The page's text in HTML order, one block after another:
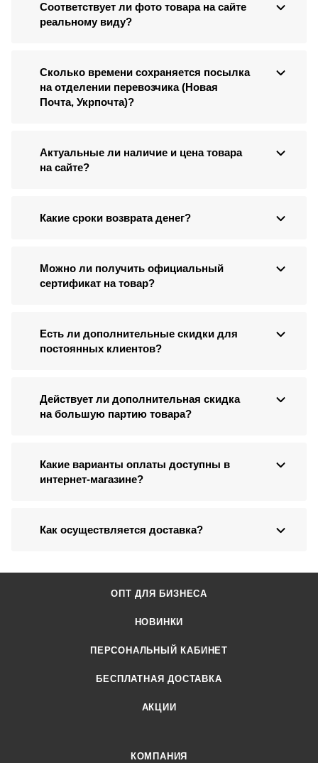
Соответствует ли фото товара на сайте
реальному виду?
Сколько времени сохраняется посылка
на отделении перевозчика (Новая
Почта, Укрпочта)?
Актуальные ли наличие и цена товара
на сайте?
Какие сроки возврата денег?
Можно ли получить официальный
сертификат на товар?
Есть ли дополнительные скидки для
постоянных клиентов?
Действует ли дополнительная скидка
на большую партию товара?
Какие варианты оплаты доступны в
интернет-магазине?
Как осуществляется доставка?
ОПТ ДЛЯ БИЗНЕСА
НОВИНКИ
ПЕРСОНАЛЬНЫЙ КАБИНЕТ
БЕСПЛАТНАЯ ДОСТАВКА
АКЦИИ
КОМПАНИЯ